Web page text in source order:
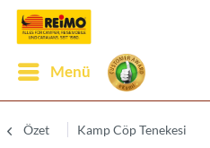
Menü
Özet Kamp Cöp Tenekesi